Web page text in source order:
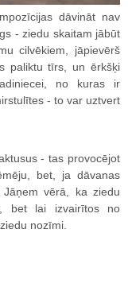
dāvināt nav
- ziedu skaitam jābūt
cilvēkiem, jāpievērš
paliktu tīrs, un ērkšķi
no kuras ir
- to var uztvert
- tas provocējot
bet, ja dāvanas
vērā, ka ziedu
bet lai izvairītos no
nozīmi.